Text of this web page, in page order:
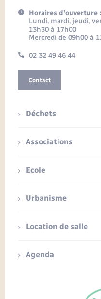
Horaires d'ouverture :
Lundi, mardi, jeudi,
13h30 à 17h00
Mercredi de 09h00 à
02 32 49 46 44
Contact
Déchets
Associations
Ecole
Urbanisme
Location de salle
Agenda